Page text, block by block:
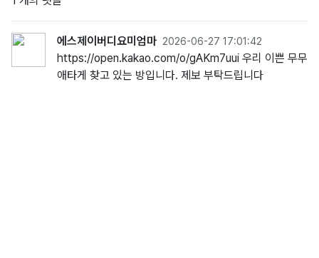
에스제이버디요미엄마 2026-06-27 17:01:42
https://open.kakao.com/o/gAKm7uui 우리 이쁜 무무
애타게 찾고 있는 방입니다. 제보 부탁드립니다